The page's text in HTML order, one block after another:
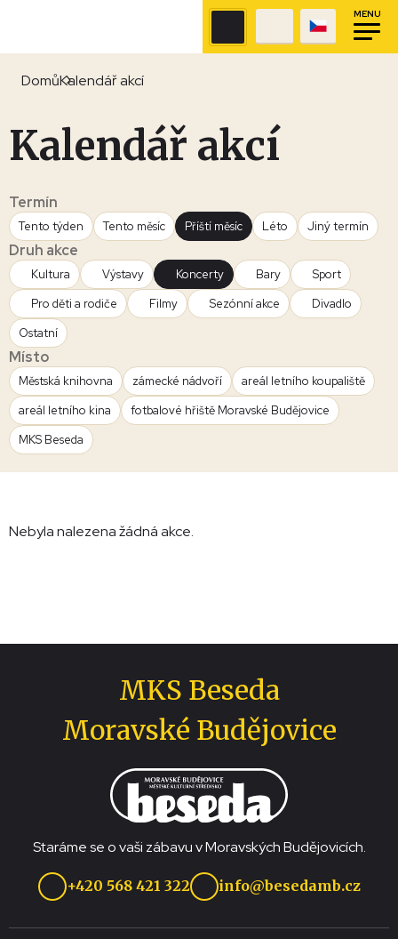
MENU
DomůKalendář akcí
Kalendář akcí
Termín
Tento týden Tento měsíc Příští měsíc Léto Jiný termín
Druh akce
Kultura Výstavy Koncerty Bary
Sport
Pro děti a rodiče
Filmy Sezónní akce
Divadlo
Ostatní
Místo
Městská knihovna zámecké nádvoří
areál letního koupaliště
areál letního kina
fotbalové hřiště Moravské Budějovice
MKS Beseda
Nebyla nalezena žádná akce.
MKS Beseda
Moravské Budějovice
Staráme se o vaši zábavu v Moravských Budějovicích.
+420 568 421 322 info@besedamb.cz